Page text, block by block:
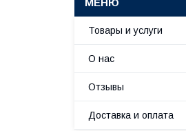
Товары и услуги
О нас
Отзывы
Доставка и оплата